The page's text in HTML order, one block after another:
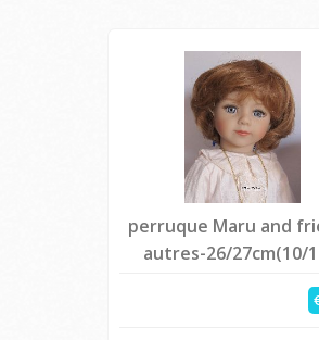
perruque Maru and
autres-26/27cm(10/